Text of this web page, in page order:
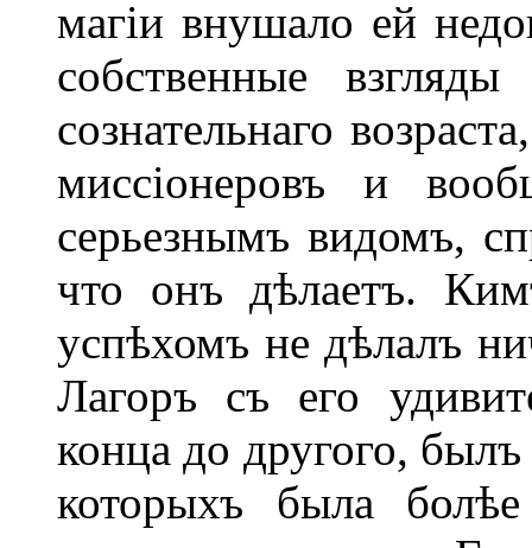
магіи внушало ей
собственные
сознательнаго
миссіонеровъ и
серьезнымъ видомъ,
что онъ дѣлаетъ.
успѣхомъ не дѣлалъ
Лагоръ съ его
конца до другого,
которыхъ была